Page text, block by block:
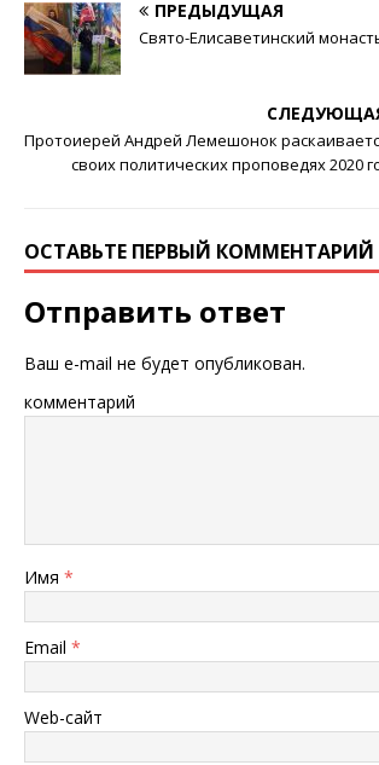
ПРЕДЫДУЩАЯ
Свято-Елисаветинский
Протоиерей Андрей Лемешонок
своих политических проповедях 2020
ОСТАВЬТЕ ПЕРВЫЙ КОММЕНТАРИЙ
Отправить ответ
Ваш e-mail не будет опубликован.
комментарий
Имя *
Email *
Web-сайт